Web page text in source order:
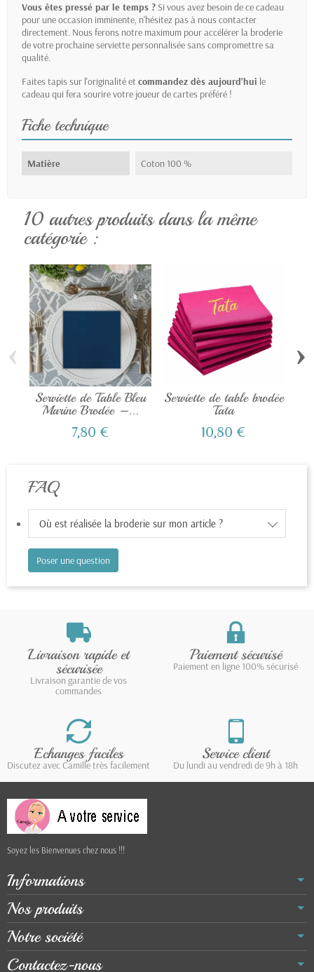
Vous êtes pressé par le temps ? Si vous avez besoin de ce cadeau
pour une occasion imminente, n'hésitez pas à nous contacter
directement. Nous ferons notre maximum pour accélérer la broderie
de votre prochaine serviette personnalisée sans compromettre sa
qualité.
Faites tapis sur l'originalité et commandez dès aujourd'hui le
cadeau qui fera sourire votre joueur de cartes préféré !
Fiche technique
Matière Coton 100 %
10 autres produits dans la même
catégorie :
Serviette de Table Bleu
Marine Brodée –...
7,80 €
Serviette de table brodée
Tata
10,80 €
‹ ›
FAQ
Où est réalisée la broderie sur mon article ?
Poser une question
Livraison rapide et
sécurisée
Livraison garantie de vos
commandes
Paiement sécurisé
Paiement en ligne 100% sécurisé
Echanges faciles
Discutez avec Camille très facilement
Service client
Du lundi au vendredi de 9h à 18h
Soyez les Bienvenues chez nous !!!
Informations
Nos produits
Notre société
Contactez-nous